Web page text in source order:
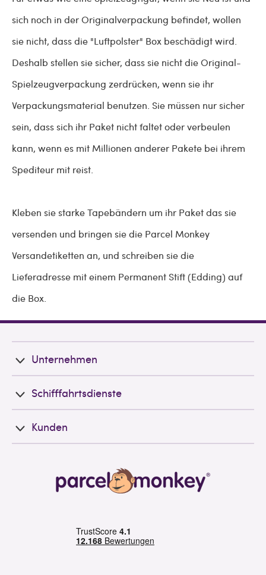
sich noch in der Originalverpackung befindet, wollen
sie nicht, dass die "Luftpolster" Box beschädigt wird.
Deshalb stellen sie sicher, dass sie nicht die Original-
Spielzeugverpackung zerdrücken, wenn sie ihr
Verpackungsmaterial benutzen. Sie müssen nur sicher
sein, dass sich ihr Paket nicht faltet oder verbeulen
kann, wenn es mit Millionen anderer Pakete bei ihrem
Spediteur mit reist.
Kleben sie starke Tapebändern um ihr Paket das sie
versenden und bringen sie die Parcel Monkey
Versandetiketten an, und schreiben sie die
Lieferadresse mit einem Permanent Stift (Edding) auf
die Box.
Unternehmen
Schifffahrtsdienste
Kunden